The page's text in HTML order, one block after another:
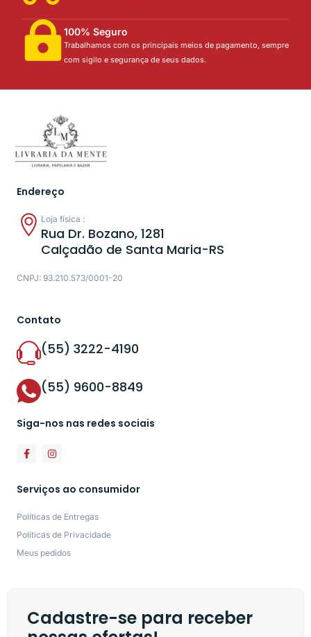
100% Seguro
Trabalhamos com os principais meios de pagamento, sempre
com sigilo e segurança de seus dados.
Endereço
Loja física :
Rua Dr. Bozano, 1281
Calçadão de Santa Maria-RS
CNPJ: 93.210.573/0001-20
Contato
(55) 3222-4190
(55) 9600-8849
Siga-nos nas redes sociais
Serviços ao consumidor
Políticas de Entregas
Políticas de Privacidade
Meus pedidos
Cadastre-se para receber